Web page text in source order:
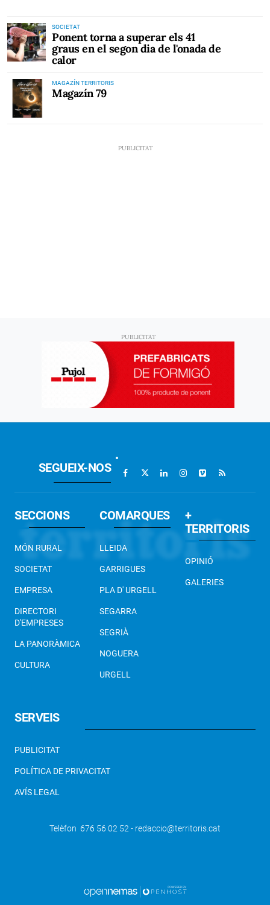
SOCIETAT
Ponent torna a superar els 41
graus en el segon dia de l'onada de
calor
MAGAZÍN TERRITORIS
Magazín 79
SEGUEIX-NOS
SECCIONS
MÓN RURAL
SOCIETAT
EMPRESA
DIRECTORI
D'EMPRESES
LA PANORÀMICA
CULTURA
COMARQUES
LLEIDA
GARRIGUES
PLA D' URGELL
SEGARRA
SEGRIÀ
NOGUERA
URGELL
+
TERRITORIS
OPINIÓ
GALERIES
SERVEIS
PUBLICITAT
POLÍTICA DE PRIVACITAT
AVÍS LEGAL
Telèfon 676 56 02 52 - redaccio@territoris.cat